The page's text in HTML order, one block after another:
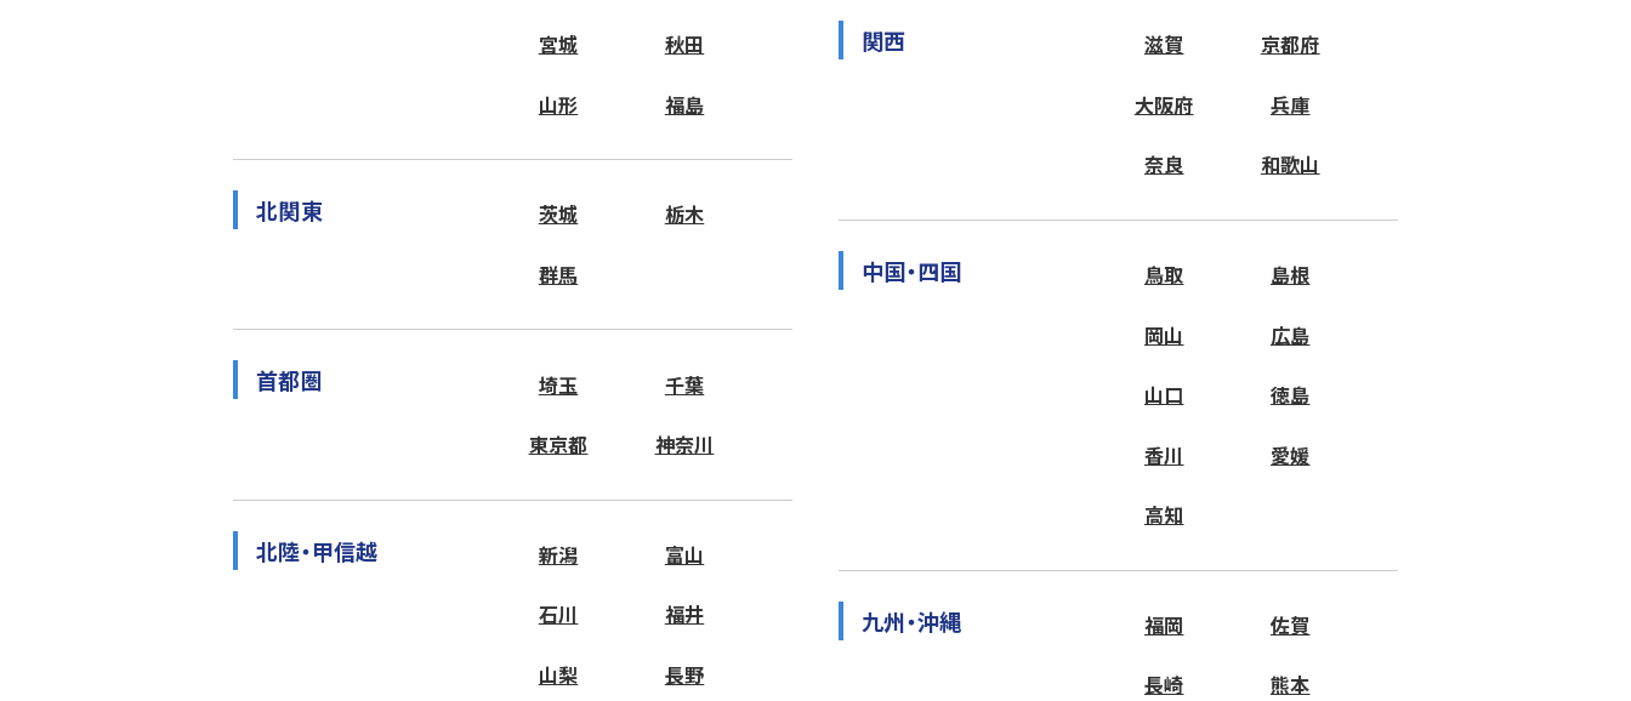
宮城 秋田
山形 福島
北関東 茨城 栃木
群馬
首都圏 埼玉 千葉
東京都 神奈川
北陸・甲信越 新潟 富山
石川 福井
山梨 長野
関西 滋賀 京都府
大阪府 兵庫
奈良 和歌山
中国・四国 鳥取 島根
岡山 広島
山口 徳島
香川 愛媛
高知
九州・沖縄 福岡 佐賀
長崎 熊本